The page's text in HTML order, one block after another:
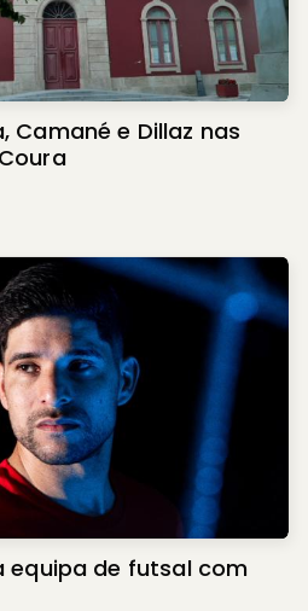
Camané e Dillaz nas
equipa de futsal com